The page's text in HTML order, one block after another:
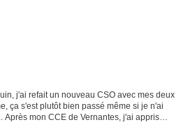
j'ai refait un nouveau CSO avec mes deux
ça s'est plutôt bien passé même si je n'ai
Après mon CCE de Vernantes, j'ai appris